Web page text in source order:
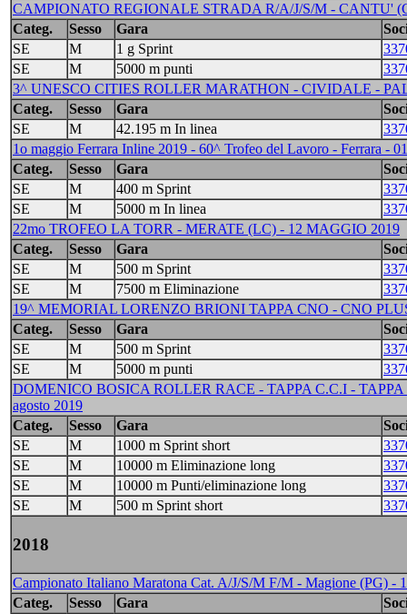
CAMPIONATO REGIONALE STRADA R/A/J/S/M - CANTU'
Categ.
Sesso Gara
SE
M 1 g Sprint
SE
M 5000 m punti
3^ UNESCO CITIES ROLLER MARATHON - CIVIDALE -
Categ.
Sesso Gara
SE
M 42.195 m In linea
1o maggio Ferrara Inline 2019 - 60^ Trofeo del Lavoro - Ferrara -
Categ.
Sesso Gara
SE
M 400 m Sprint
SE
M 5000 m In linea
22mo TROFEO LA TORR - MERATE (LC) - 12 MAGGIO 2019
Categ.
Sesso Gara
SE
M 500 m Sprint
SE
M 7500 m Eliminazione
19^ MEMORIAL LORENZO BRIONI TAPPA CNO - CNO
Categ.
Sesso Gara
SE
M 500 m Sprint
SE
M 5000 m punti
DOMENICO BOSICA ROLLER RACE - TAPPA C.C.I -
agosto 2019
Categ.
Sesso Gara
SE
M 1000 m Sprint short
SE
M 10000 m Eliminazione long
SE
M 10000 m Punti/eliminazione long
SE
M 500 m Sprint short
2018
Campionato Italiano Maratona Cat. A/J/S/M F/M - Magione (PG) -
Categ.
Sesso Gara